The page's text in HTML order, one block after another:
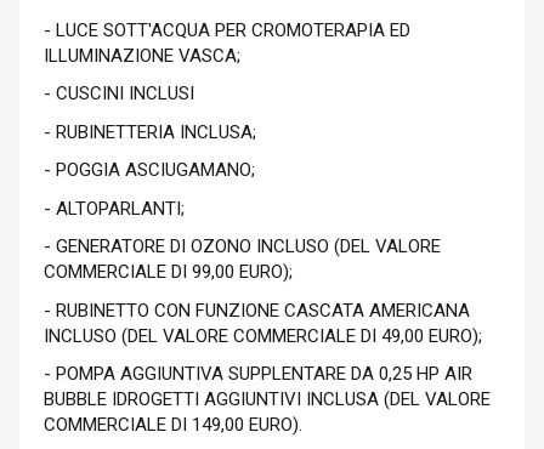
- LUCE SOTT'ACQUA PER CROMOTERAPIA ED
ILLUMINAZIONE VASCA;
- CUSCINI INCLUSI
- RUBINETTERIA INCLUSA;
- POGGIA ASCIUGAMANO;
- ALTOPARLANTI;
- GENERATORE DI OZONO INCLUSO (DEL VALORE
COMMERCIALE DI 99,00 EURO);
- RUBINETTO CON FUNZIONE CASCATA AMERICANA
INCLUSO (DEL VALORE COMMERCIALE DI 49,00 EURO);
- POMPA AGGIUNTIVA SUPPLENTARE DA 0,25 HP AIR
BUBBLE IDROGETTI AGGIUNTIVI INCLUSA (DEL VALORE
COMMERCIALE DI 149,00 EURO).